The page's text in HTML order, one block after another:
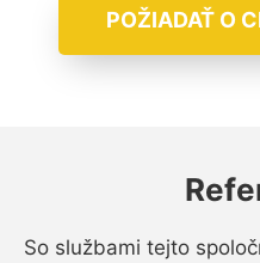
POŽIADAŤ O
So službami tejto